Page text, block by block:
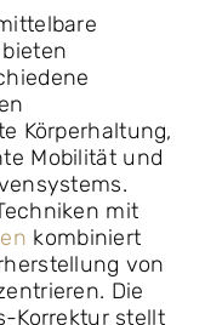
Körperhaltung,
Mobilität und
mit
kombiniert
von
Die
Korrektur stellt